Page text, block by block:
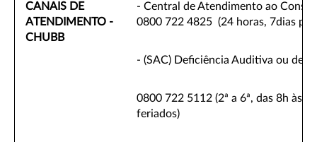
CANAIS DE
ATENDIMENTO -
CHUBB
- Central de Atendimento ao
0800 722 4825 (24 horas, 7dias por
- (SAC) Deficiência Auditiva ou de
0800 722 5112 (2ª a 6ª, das 8h às
feriados)